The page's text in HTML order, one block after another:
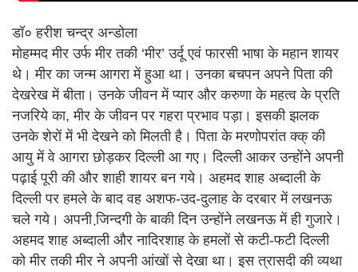
डॉ० हरीश चन्द्र अन्डोला
मोहम्मद मीर उर्फ मीर तकी ‘मीर’ उर्दू एवं फारसी भाषा के महान शायर
थे। मीर का जन्म आगरा में हुआ था। उनका बचपन अपने पिता की
देखरेख में बीता। उनके जीवन में प्यार और करुणा के महत्व के प्रति
नजरिये का, मीर के जीवन पर गहरा प्रभाव पड़ा। इसकी झलक
उनके शेरों में भी देखने को मिलती है। पिता के मरणोपरांत क्क् की
आयु में वे आगरा छोड़कर दिल्ली आ गए। दिल्ली आकर उन्होंने अपनी
पढ़ाई पूरी की और शाही शायर बन गये। अहमद शाह अब्दाली के
दिल्ली पर हमले के बाद वह अशफ-उद-दुलाह के दरबार में लखनऊ
चले गये। अपनी जि़न्दगी के बाकी दिन उन्होंने लखनऊ में ही गुजारे।
अहमद शाह अब्दाली और नादिरशाह के हमलों से कटी-फटी दिल्ली
को मीर तकी मीर ने अपनी आंखों से देखा था। इस त्रासदी की व्यथा